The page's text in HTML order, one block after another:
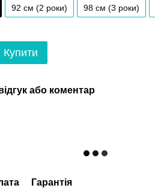
92 см (2 роки) 98 см (3 роки)
Купити
або коментар
Гарантія